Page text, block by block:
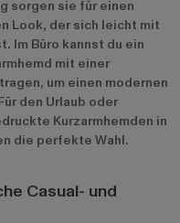
sorgen sie für einen
Look, der sich leicht mit
Im Büro kannst du ein
mit einer
um einen modernen
den Urlaub oder
Kurzarmhemden in
die perfekte Wahl.
Casual- und